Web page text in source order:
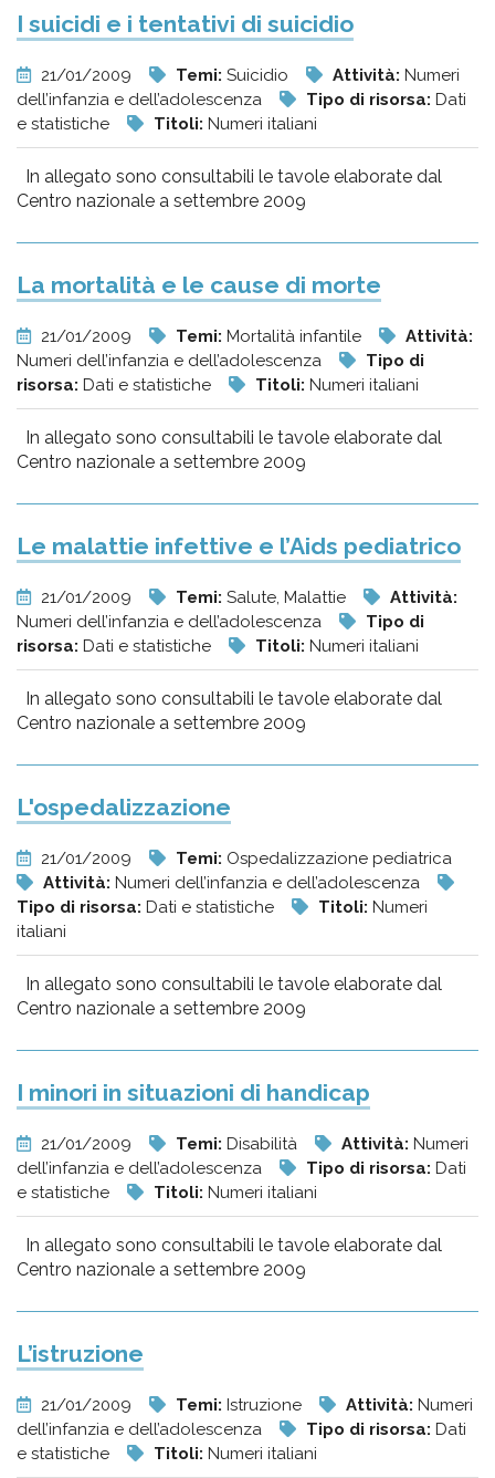
I suicidi e i tentativi di suicidio
21/01/2009 Temi: Suicidio Attività: Numeri
dell’infanzia e dell’adolescenza
Tipo di risorsa: Dati
e statistiche
Titoli: Numeri italiani
In allegato sono consultabili le tavole elaborate dal
Centro nazionale a settembre 2009
La mortalità e le cause di morte
21/01/2009 Temi: Mortalità infantile
Attività:
Numeri dell’infanzia e dell’adolescenza
Tipo di
risorsa: Dati e statistiche Titoli: Numeri italiani
In allegato sono consultabili le tavole elaborate dal
Centro nazionale a settembre 2009
Le malattie infettive e l’Aids pediatrico
21/01/2009 Temi: Salute, Malattie
Attività:
Numeri dell’infanzia e dell’adolescenza
Tipo di
risorsa: Dati e statistiche Titoli: Numeri italiani
In allegato sono consultabili le tavole elaborate dal
Centro nazionale a settembre 2009
L'ospedalizzazione
21/01/2009 Temi: Ospedalizzazione pediatrica
Attività: Numeri dell’infanzia e dell’adolescenza
Tipo di risorsa: Dati e statistiche Titoli: Numeri
italiani
In allegato sono consultabili le tavole elaborate dal
Centro nazionale a settembre 2009
I minori in situazioni di handicap
21/01/2009 Temi: Disabilità Attività: Numeri
dell’infanzia e dell’adolescenza
Tipo di risorsa: Dati
e statistiche
Titoli: Numeri italiani
In allegato sono consultabili le tavole elaborate dal
Centro nazionale a settembre 2009
L’istruzione
21/01/2009 Temi: Istruzione Attività: Numeri
dell’infanzia e dell’adolescenza
Tipo di risorsa: Dati
e statistiche
Titoli: Numeri italiani